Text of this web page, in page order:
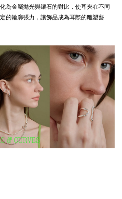
為金屬拋光與鑲石的對比，使耳夾在不同
的輪廓張力，讓飾品成為耳際的雕塑藝